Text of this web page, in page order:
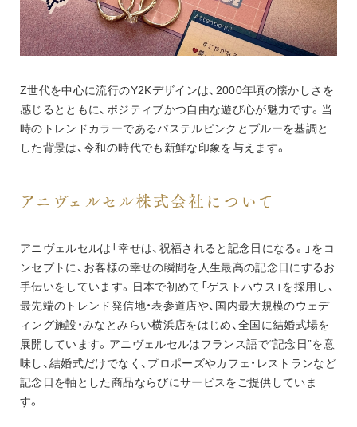
Z世代を中心に流行のY2Kデザインは、2000年頃の懐かしさを
感じるとともに、ポジティブかつ自由な遊び心が魅力です。当
時のトレンドカラーであるパステルピンクとブルーを基調と
した背景は、令和の時代でも新鮮な印象を与えます。
アニヴェルセル株式会社について
アニヴェルセルは「幸せは、祝福されると記念日になる。」をコ
ンセプトに、お客様の幸せの瞬間を人生最高の記念日にするお
手伝いをしています。日本で初めて「ゲストハウス」を採用し、
最先端のトレンド発信地・表参道店や、国内最大規模のウェデ
ィング施設・みなとみらい横浜店をはじめ、全国に結婚式場を
展開しています。アニヴェルセルはフランス語で“記念日”を意
味し、結婚式だけでなく、プロポーズやカフェ・レストランなど
記念日を軸とした商品ならびにサービスをご提供していま
す。